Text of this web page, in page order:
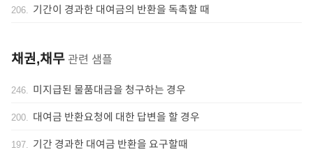
206. 기간이 경과한 대여금의 반환을 독촉할 때
채권,채무 관련 샘플
246. 미지급된 물품대금을 청구하는 경우
200. 대여금 반환요청에 대한 답변을 할 경우
197. 기간 경과한 대여금 반환을 요구할때